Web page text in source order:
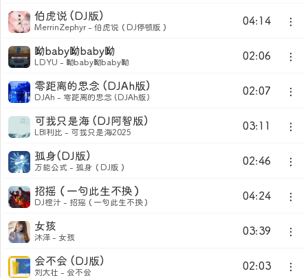
04:14
伯虎说 (DJ版)
MerrinZephyr - 伯虎说（DJ停顿版）
02:06
呦baby呦baby呦
LDYU - 呦baby呦baby呦
02:07
零距离的思念 (DJAh版)
DJAh - 零距离的思念 (DJAh版)
03:11
可我只是海 (DJ阿智版)
LBI利比 - 可我只是海2025
02:46
孤身(DJ版)
万能公式 - 孤身（DJ版）
04:24
招摇（一句此生不换）
DJ橙汁 - 招摇（一句此生不换）
03:39
女孩
沐泽 - 女孩
02:03
会不会 (DJ版)
刘大壮 - 会不会